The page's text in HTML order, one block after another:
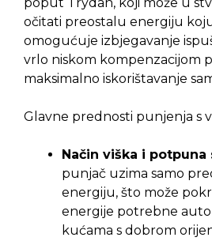
poput Trydan, koji može u
očitati preostalu energiju
omogućuje izbjegavanje
vrlo niskom kompenzacijom
maksimalno iskorištavanje
Glavne prednosti punjenja s
Način viška i
punjač uzima samo
energiju, što može
energije potrebne
kućama s dobrom